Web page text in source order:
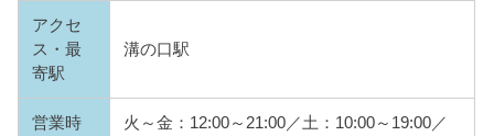
アクセ
ス・最
寄駅
溝の口駅
営業時
火～金：12:00～21:00／土：10:00～19:00／